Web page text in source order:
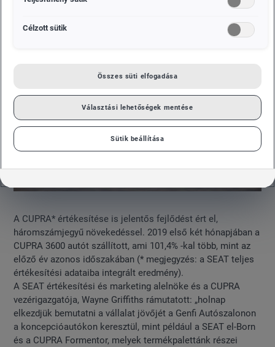
A CUPRA* értékesítése is jelentős fejlődést ért el,
háromszámjegyű növekedéssel. 2019 első két hónapjában a
CUPRA 3600 autót szállított, ami 101,4% -kal több, mint az
előző év azonos időszakában (* megjegyzés: a SEAT teljes
értékesítési adataiba integrált eredmény).
A SEAT értékesítési és marketing alelnöke és a CUPRA
vezérigazgatója, Wayne Griffiths rámutatott: „holnap
elkezdjük bemutatni a vállalat jövőjét a Genfi Autószalonon
a koncepcióautókon keresztül, mint például a SEAT el-Born
és a CUPRA Formentor, melyek termékpalettánk részei
Célzott sütik
Összes süti elfogadása
Választási lehetőségek mentése
Sütik beállítása